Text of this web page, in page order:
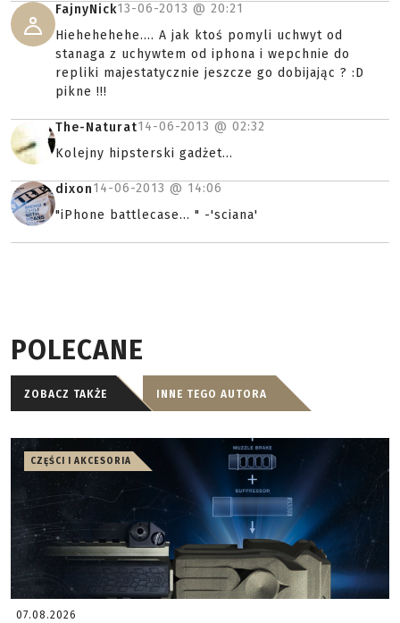
FajnyNick13-06-2013 @ 20:21
Hiehehehehe.... A jak ktoś pomyli uchwyt od
stanaga z uchywtem od iphona i wepchnie do
repliki majestatycznie jeszcze go dobijając ? :D
pikne !!!
The-Naturat14-06-2013 @ 02:32
Kolejny hipsterski gadżet...
dixon14-06-2013 @ 14:06
"iPhone battlecase... " -'sciana'
POLECANE
ZOBACZ TAKŻE INNE TEGO AUTORA
CZĘŚCI I AKCESORIA
07.08.2026